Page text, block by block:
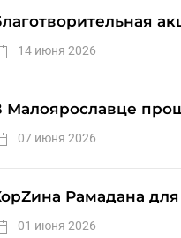
14 июня 2026
Малоярославце
07 июня 2026
Рамадана
01 июня 2026